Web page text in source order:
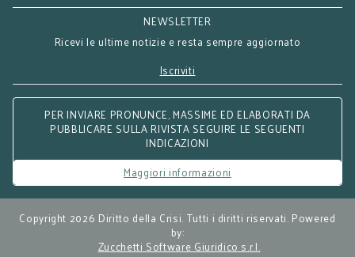
NEWSLETTER
Ricevi le ultime notizie e resta sempre aggiornato
Iscriviti
PER INVIARE PRONUNCE, MASSIME ED ELABORATI DA
PUBBLICARE SULLA RIVISTA SEGUIRE LE SEGUENTI
INDICAZIONI
Maggiori informazioni
Copyright 2026 Diritto della Crisi. Tutti i diritti riservati. Powered
by:
Zucchetti Software Giuridico s.r.l.